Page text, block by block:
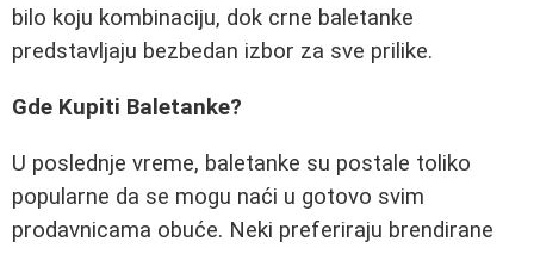
bilo koju kombinaciju, dok crne baletanke
predstavljaju bezbedan izbor za sve prilike.
Gde Kupiti Baletanke?
U poslednje vreme, baletanke su postale toliko
popularne da se mogu naći u gotovo svim
prodavnicama obuće. Neki preferiraju brendirane